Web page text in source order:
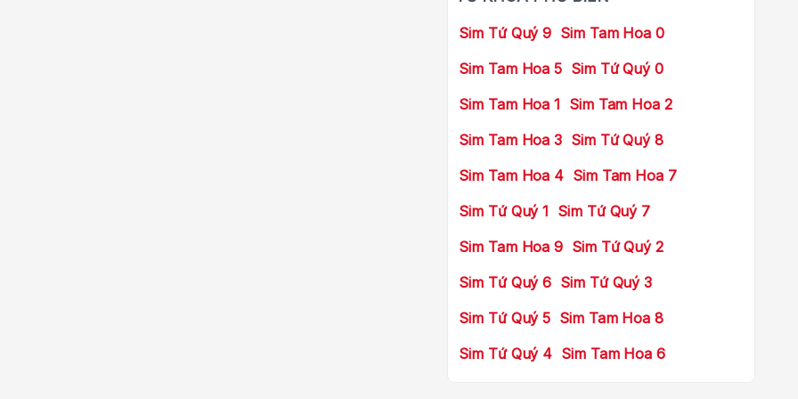
Sim Tứ Quý 9 Sim Tam Hoa 0
Sim Tam Hoa 5 Sim Tứ Quý 0
Sim Tam Hoa 1 Sim Tam Hoa 2
Sim Tam Hoa 3 Sim Tứ Quý 8
Sim Tam Hoa 4 Sim Tam Hoa 7
Sim Tứ Quý 1 Sim Tứ Quý 7
Sim Tam Hoa 9 Sim Tứ Quý 2
Sim Tứ Quý 6 Sim Tứ Quý 3
Sim Tứ Quý 5 Sim Tam Hoa 8
Sim Tứ Quý 4 Sim Tam Hoa 6